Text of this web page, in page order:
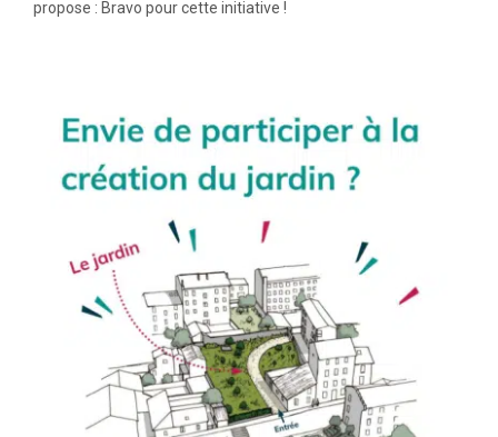
propose : Bravo pour cette initiative !